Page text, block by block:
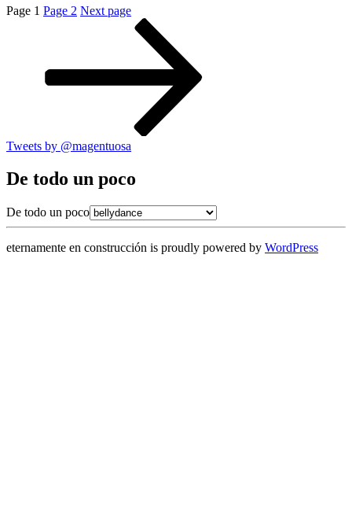
Page 1 Page 2 Next page
Tweets by @magentuosa
De todo un poco
De todo un poco
eternamente en construcción is proudly powered by WordPress